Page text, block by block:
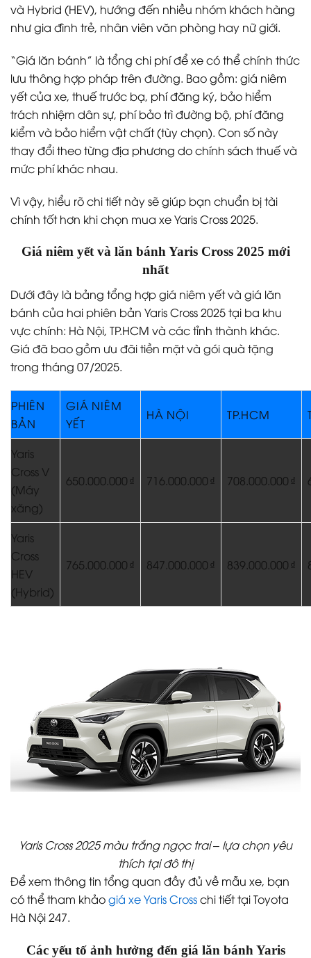
và Hybrid (HEV), hướng đến nhiều nhóm khách hàng
như gia đình trẻ, nhân viên văn phòng hay nữ giới.
“Giá lăn bánh” là tổng chi phí để xe có thể chính thức
lưu thông hợp pháp trên đường. Bao gồm: giá niêm
yết của xe, thuế trước bạ, phí đăng ký, bảo hiểm
trách nhiệm dân sự, phí bảo trì đường bộ, phí đăng
kiểm và bảo hiểm vật chất (tùy chọn). Con số này
thay đổi theo từng địa phương do chính sách thuế và
mức phí khác nhau.
Vì vậy, hiểu rõ chi tiết này sẽ giúp bạn chuẩn bị tài
chính tốt hơn khi chọn mua xe Yaris Cross 2025.
Giá niêm yết và lăn bánh Yaris Cross 2025 mới
nhất
Dưới đây là bảng tổng hợp giá niêm yết và giá lăn
bánh của hai phiên bản Yaris Cross 2025 tại ba khu
vực chính: Hà Nội, TP.HCM và các tỉnh thành khác.
Giá đã bao gồm ưu đãi tiền mặt và gói quà tặng
trong tháng 07/2025.
PHIÊN
BẢN
GIÁ NIÊM
YẾT
HÀ NỘI TP.HCM
Yaris
Cross V
(Máy
xăng)
650.000.000 ₫ 716.000.000 ₫ 708.000.000 ₫
Yaris
Cross
HEV
(Hybrid)
765.000.000 ₫ 847.000.000 ₫ 839.000.000 ₫
Yaris Cross 2025 màu trắng ngọc trai – lựa chọn yêu
thích tại đô thị
Để xem thông tin tổng quan đầy đủ về mẫu xe, bạn
có thể tham khảogiá xe Yaris Crosschi tiết tại Toyota
Hà Nội 247.
Các yếu tố ảnh hưởng đến giá lăn bánh Yaris